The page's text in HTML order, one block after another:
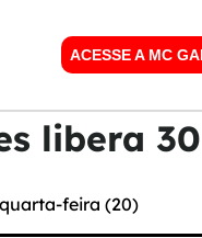
ACESSE A MC
libera
feira (20)